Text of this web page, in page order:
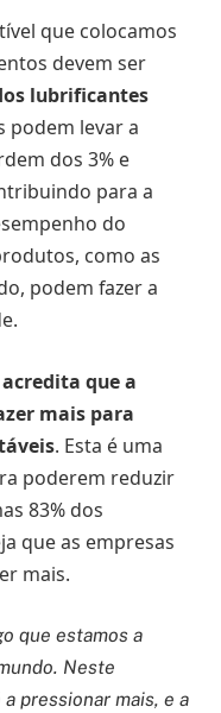
que colocamos
devem ser
lubrificantes
podem levar a
dos 3% e
para a
do
como as
podem fazer a
que a
mais para
. Esta é uma
poderem reduzir
83% dos
que as empresas
mais.
que estamos a
Neste
pressionar mais, e a